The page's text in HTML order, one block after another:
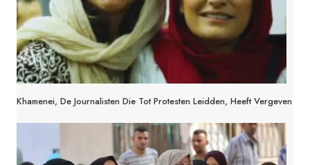
Khamenei, De Journalisten Die Tot Protesten Leidden, Heeft Vergeven